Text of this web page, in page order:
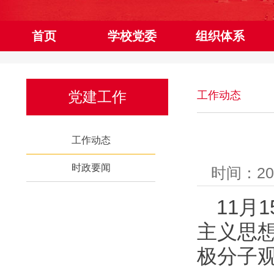
首页 学校党委 组织体系
党建工作
工作动态
时政要闻
工作动态
时间：
11月
主义思
极分子